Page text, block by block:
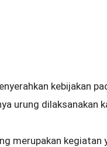
kebijakan
urung dilaksanakan
merupakan kegiatan